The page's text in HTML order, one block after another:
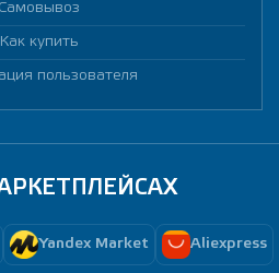
Самовывоз
Как купить
пользователя
Yandex Market Aliexpress